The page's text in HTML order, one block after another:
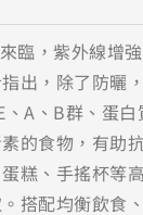
臨，紫外線增
出，除了防曬
A、B群、蛋
的食物，有助
糕、手搖杯等
搭配均衡飲食